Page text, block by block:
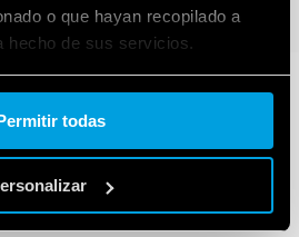
o que hayan recopilado a
hecho de sus servicios.
todas